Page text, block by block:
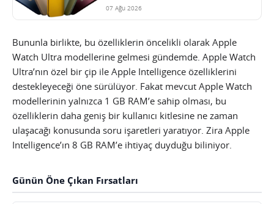
07 Ağu 2026
Bununla birlikte, bu özelliklerin öncelikli olarak Apple
Watch Ultra modellerine gelmesi gündemde. Apple Watch
Ultra’nın özel bir çip ile Apple Intelligence özelliklerini
destekleyeceği öne sürülüyor. Fakat mevcut Apple Watch
modellerinin yalnızca 1 GB RAM’e sahip olması, bu
özelliklerin daha geniş bir kullanıcı kitlesine ne zaman
ulaşacağı konusunda soru işaretleri yaratıyor. Zira Apple
Intelligence’ın 8 GB RAM’e ihtiyaç duyduğu biliniyor.
Günün Öne Çıkan Fırsatları